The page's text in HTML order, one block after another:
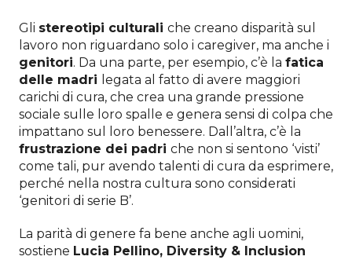
Gli stereotipi culturali che creano disparità sul
lavoro non riguardano solo i caregiver, ma anche i
genitori. Da una parte, per esempio, c’è la fatica
delle madri legata al fatto di avere maggiori
carichi di cura, che crea una grande pressione
sociale sulle loro spalle e genera sensi di colpa che
impattano sul loro benessere. Dall’altra, c’è la
frustrazione dei padri che non si sentono ‘visti’
come tali, pur avendo talenti di cura da esprimere,
perché nella nostra cultura sono considerati
‘genitori di serie B’.
La parità di genere fa bene anche agli uomini,
sostiene Lucia Pellino, Diversity & Inclusion